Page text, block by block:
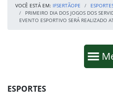
VOCÊ ESTÁ EM: IFSERTÃOPE
PRIMEIRO DIA DOS JOGOS DOS
EVENTO ESPORTIVO SERÁ REALIZADO
Fim da navegação
Início do conteúdo
ESPORTES